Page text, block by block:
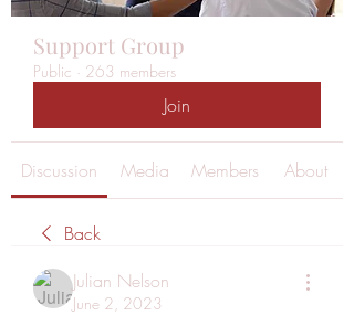
Support Group
Public · 263 members
Join
Discussion Media Members About
Back
Julian Nelson
June 2, 2023